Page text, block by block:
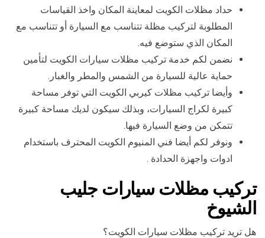
حداد مظلات الكويت لمعاينة المكان واخذ القياسات
المطلوبة لتركيب مظلة تتناسب مع السيارة أو تتناسب مع
المكان الذي ستوضع فيه.
نضمن لكم خدمة تركيب مظلات سيارات الكويت لتأمين
حماية عالية للسيارة من الشمس والمطر والغبار.
وأيضا تركيب مظلات كيربي الكويت التي توفر مساحة
كبيرة لكراج السيارات، وبذلك سيكون لديك مساحة كبيرة
تتمكن من وضع السيارة فيها.
ونوفر لكم أيضا فني المنيوم الكويت المحترف باستخدام
ادوات واجهزة الحدادة .
تركيب مظلات سيارات جليب
الشيوخ
هل تريد تركيب مظلات سيارات الكويت؟